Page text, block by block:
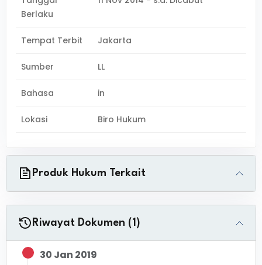
Berlaku
Tempat Terbit Jakarta
Sumber LL
Bahasa in
Lokasi Biro Hukum
Produk Hukum Terkait
Riwayat Dokumen (1)
30 Jan 2019